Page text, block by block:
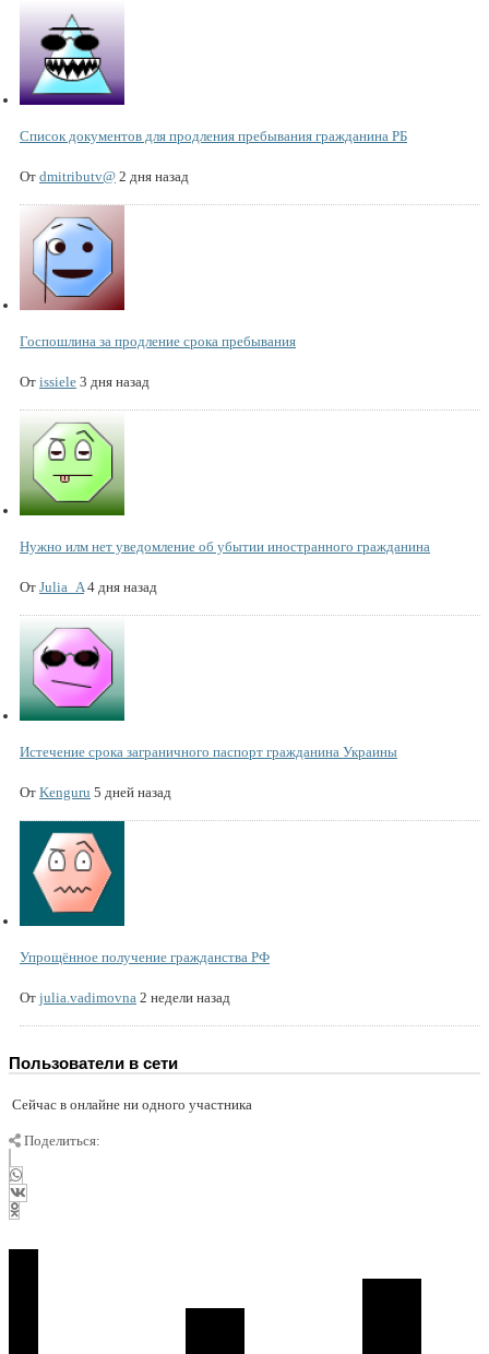
Список документов для продления пребывания гражданина РБ
От dmitributv@ 2 дня назад
Госпошлина за продление срока пребывания
От issiele 3 дня назад
Нужно илм нет уведомление об убытии иностранного гражданина
От Julia_A 4 дня назад
Истечение срока заграничного паспорт гражданина Украины
От Kenguru 5 дней назад
Упрощённое получение гражданства РФ
От julia.vadimovna 2 недели назад
Пользователи в сети
Сейчас в онлайне ни одного участника
Поделиться: